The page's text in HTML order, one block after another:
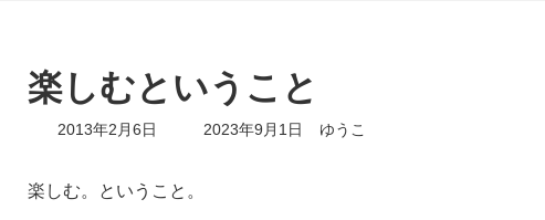
楽しむということ
2013年2月6日
最
2023年9月1日 ゆうこ
楽しむ。ということ。